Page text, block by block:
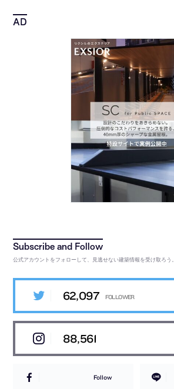
公式アカウントをフォローして、見逃せない建築情報を受け取ろう。
62,097
88,561
Follow